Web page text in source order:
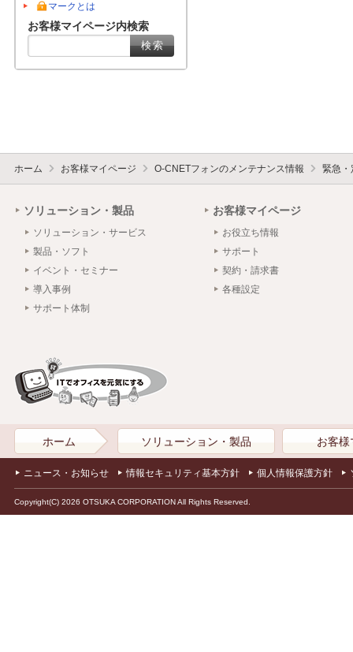
マークとは
お客様マイページ内検索
ホーム お客様マイページ O-CNETフォンのメンテナンス情報 緊急・
ソリューション・製品
ソリューション・サービス
製品・ソフト
イベント・セミナー
導入事例
サポート体制
お客様マイページ
お役立ち情報
サポート
契約・請求書
各種設定
ホーム ソリューション・製品 お客様
ニュース・お知らせ 情報セキュリティ基本方針 個人情報保護方針
Copyright(C) 2026 OTSUKA CORPORATION All Rights Reserved.